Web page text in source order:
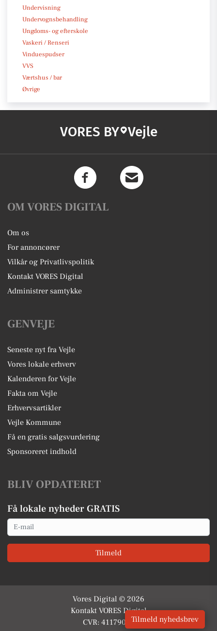
Undervisning
Undervognsbehandling
Ungdoms- og efterskole
Vaskeri / Renseri
Vinduespudser
VVS
Værtshus / bar
Øvrige
VORES BY Vejle
OM VORES DIGITAL
Om os
For annoncører
Vilkår og Privatlivspolitik
Kontakt VORES Digital
Administrer samtykke
GENVEJE
Seneste nyt fra Vejle
Vores lokale erhverv
Kalenderen for Vejle
Fakta om Vejle
Erhvervsartikler
Vejle Kommune
Få en gratis salgsvurdering
Sponsoreret indhold
BLIV OPDATERET
Få lokale nyheder GRATIS
Email
Tilmeld
Vores Digital © 2026
Kontakt VORES Digital
CVR: 41179082Tilmeld nyhedsbrev